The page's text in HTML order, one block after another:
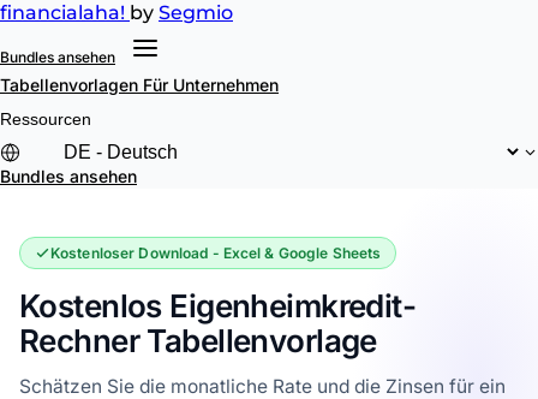
financialaha! by Segmio
Bundles ansehen
Tabellenvorlagen Für Unternehmen
Ressourcen
Bundles ansehen
Kostenloser Download - Excel & Google Sheets
Kostenlos Eigenheimkredit-
Rechner Tabellenvorlage
Schätzen Sie die monatliche Rate und die Zinsen für ein